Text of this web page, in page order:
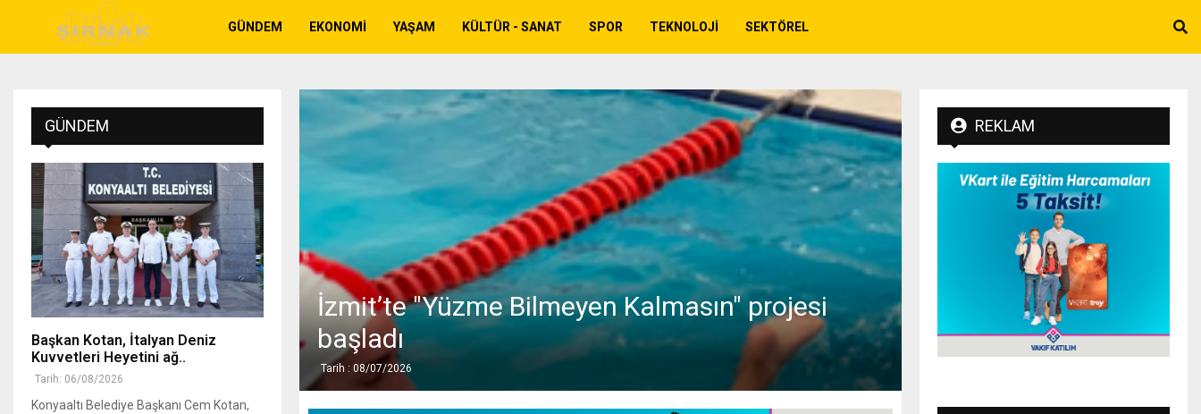
GÜNDEM EKONOMI YAŞAM KÜLTÜR - SANAT SPOR TEKNOLOJI SEKTÖREL
İzmit’te "Yüzme Bilmeyen Kalmasın" projesi
başladı
Tarih : 08/07/2026
GÜNDEM
Başkan Kotan, İtalyan Deniz
Kuvvetleri Heyetini ağ..
Tarih: 06/08/2026
Konyaaltı Belediye Başkanı Cem Kotan,
REKLAM